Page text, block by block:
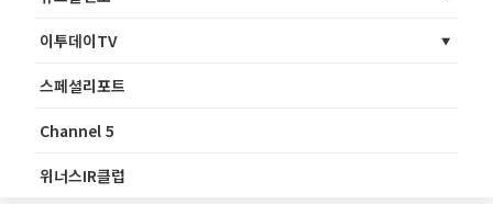
이투데이TV
스페셜리포트
Channel 5
위너스IR클럽